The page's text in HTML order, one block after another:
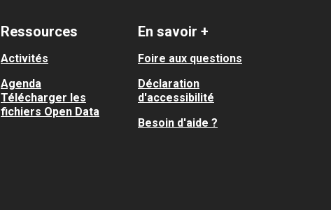
Ressources
Activités
Agenda
Télécharger les
fichiers Open Data
En savoir +
Foire aux questions
Déclaration
d'accessibilité
Besoin d'aide ?